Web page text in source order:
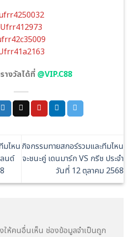
Ufrr412973
างวัลได้ที่ @VIP.C88
มไหน
ลนด์
กิจกรรมทายสกอร์รวมและทีมไหน
จะชนะคู่ เดนมาร์ก VS กรีช ประจำ
วันที่ 12 ตุลาคม 2568
ให้คนอื่นเห็น ช่องข้อมูลจำเป็นถูก